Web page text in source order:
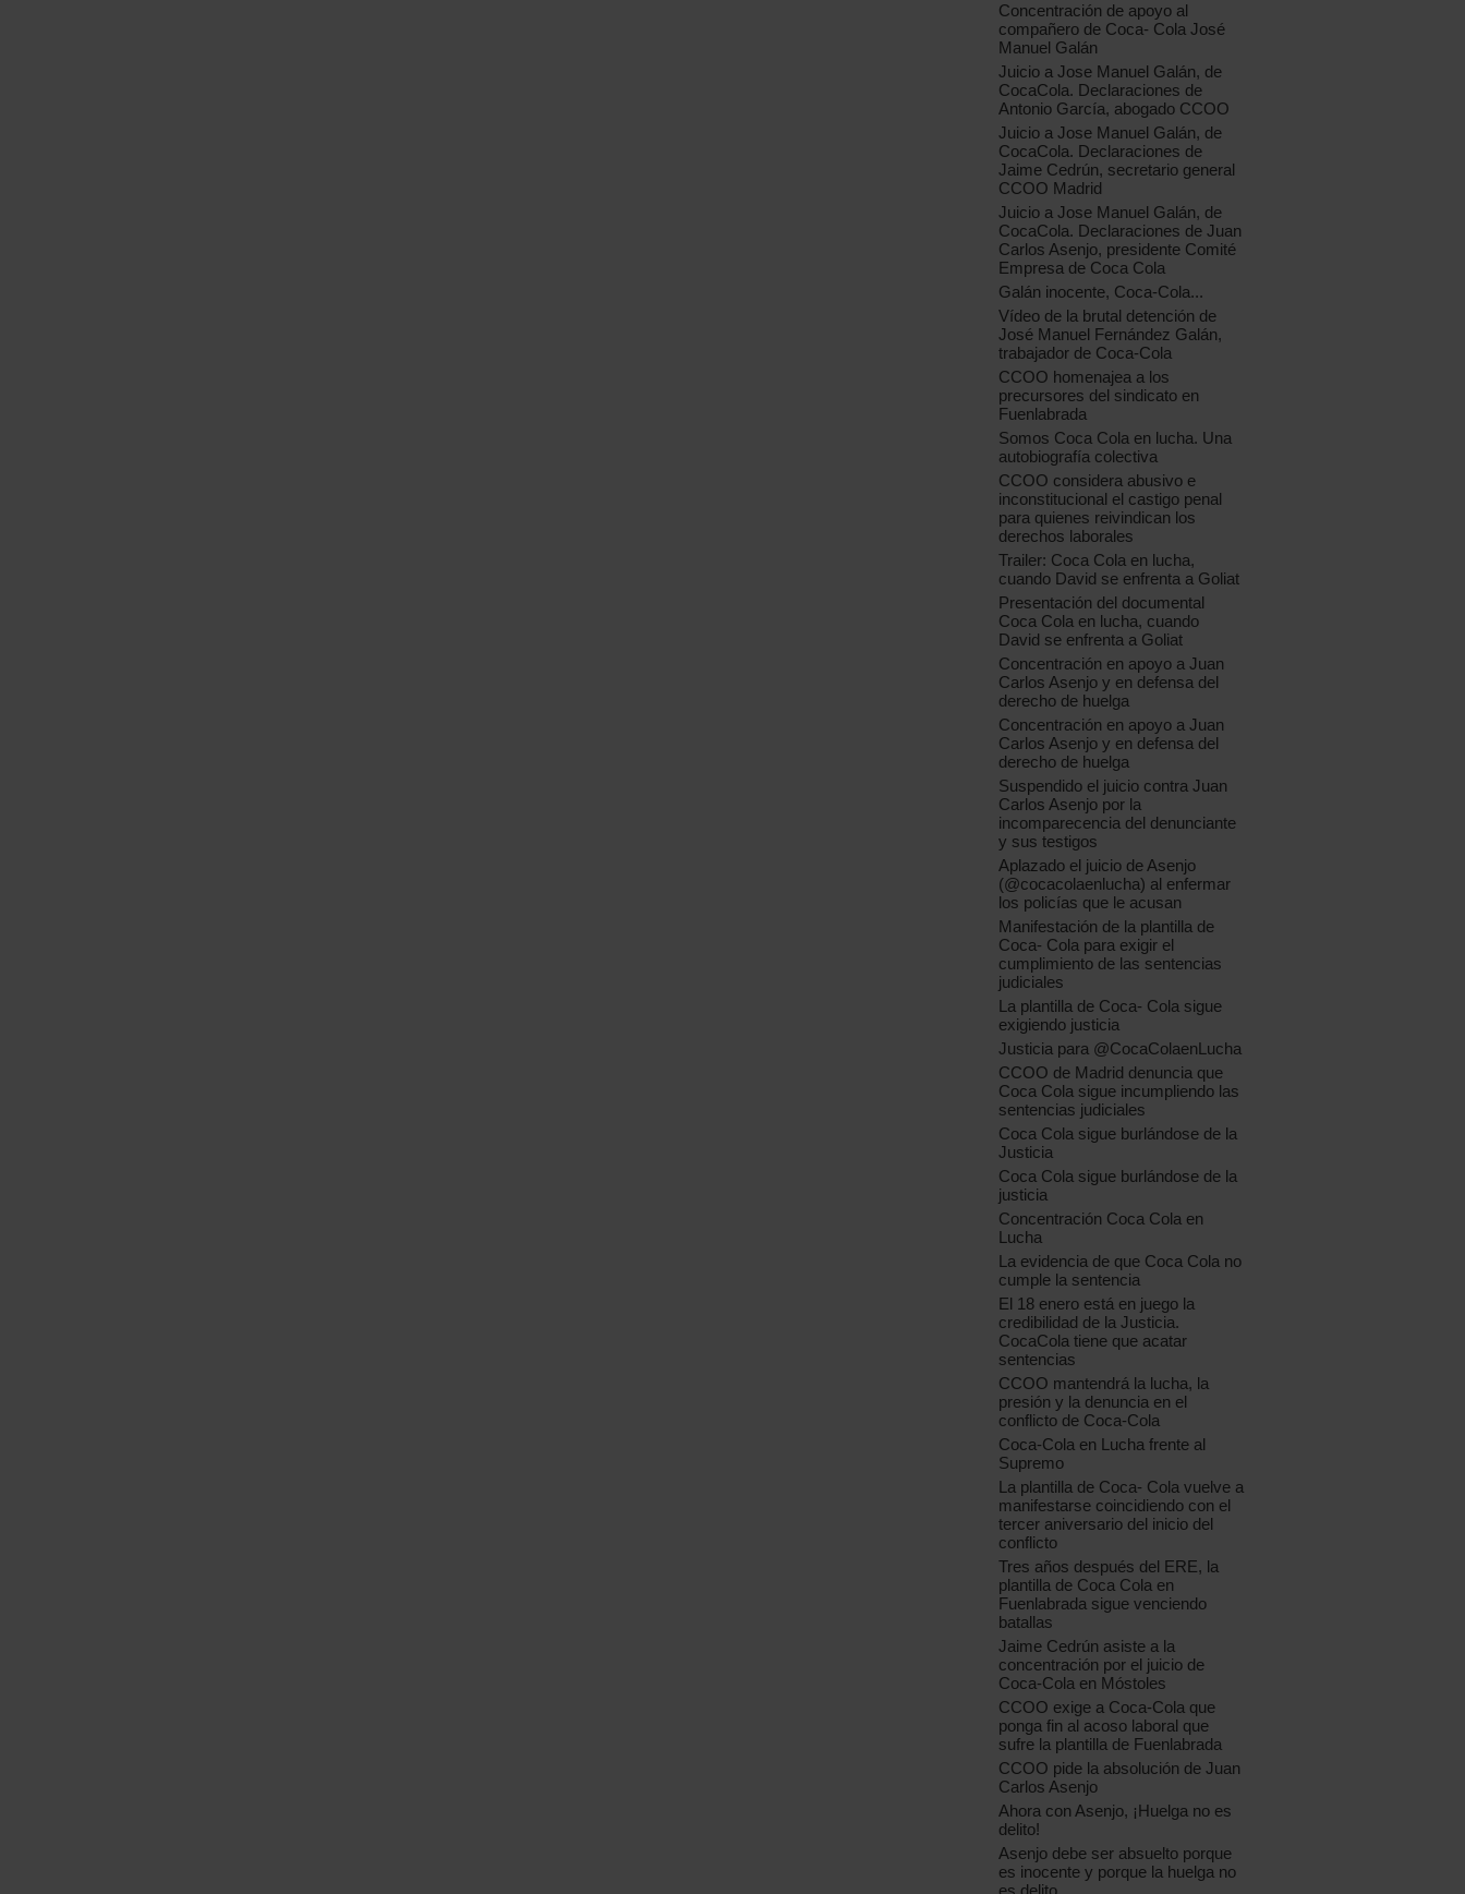
Concentración de apoyo al
compañero de Coca- Cola José
Manuel Galán
Juicio a Jose Manuel Galán, de
CocaCola. Declaraciones de
Antonio García, abogado CCOO
Juicio a Jose Manuel Galán, de
CocaCola. Declaraciones de
Jaime Cedrún, secretario general
CCOO Madrid
Juicio a Jose Manuel Galán, de
CocaCola. Declaraciones de Juan
Carlos Asenjo, presidente Comité
Empresa de Coca Cola
Galán inocente, Coca-Cola...
Vídeo de la brutal detención de
José Manuel Fernández Galán,
trabajador de Coca-Cola
CCOO homenajea a los
precursores del sindicato en
Fuenlabrada
Somos Coca Cola en lucha. Una
autobiografía colectiva
CCOO considera abusivo e
inconstitucional el castigo penal
para quienes reivindican los
derechos laborales
Trailer: Coca Cola en lucha,
cuando David se enfrenta a Goliat
Presentación del documental
Coca Cola en lucha, cuando
David se enfrenta a Goliat
Concentración en apoyo a Juan
Carlos Asenjo y en defensa del
derecho de huelga
Concentración en apoyo a Juan
Carlos Asenjo y en defensa del
derecho de huelga
Suspendido el juicio contra Juan
Carlos Asenjo por la
incomparecencia del denunciante
y sus testigos
Aplazado el juicio de Asenjo
(@cocacolaenlucha) al enfermar
los policías que le acusan
Manifestación de la plantilla de
Coca- Cola para exigir el
cumplimiento de las sentencias
judiciales
La plantilla de Coca- Cola sigue
exigiendo justicia
Justicia para @CocaColaenLucha
CCOO de Madrid denuncia que
Coca Cola sigue incumpliendo las
sentencias judiciales
Coca Cola sigue burlándose de la
Justicia
Coca Cola sigue burlándose de la
justicia
Concentración Coca Cola en
Lucha
La evidencia de que Coca Cola no
cumple la sentencia
El 18 enero está en juego la
credibilidad de la Justicia.
CocaCola tiene que acatar
sentencias
CCOO mantendrá la lucha, la
presión y la denuncia en el
conflicto de Coca-Cola
Coca-Cola en Lucha frente al
Supremo
La plantilla de Coca- Cola vuelve a
manifestarse coincidiendo con el
tercer aniversario del inicio del
conflicto
Tres años después del ERE, la
plantilla de Coca Cola en
Fuenlabrada sigue venciendo
batallas
Jaime Cedrún asiste a la
concentración por el juicio de
Coca-Cola en Móstoles
CCOO exige a Coca-Cola que
ponga fin al acoso laboral que
sufre la plantilla de Fuenlabrada
CCOO pide la absolución de Juan
Carlos Asenjo
Ahora con Asenjo, ¡Huelga no es
delito!
Asenjo debe ser absuelto porque
es inocente y porque la huelga no
es delito